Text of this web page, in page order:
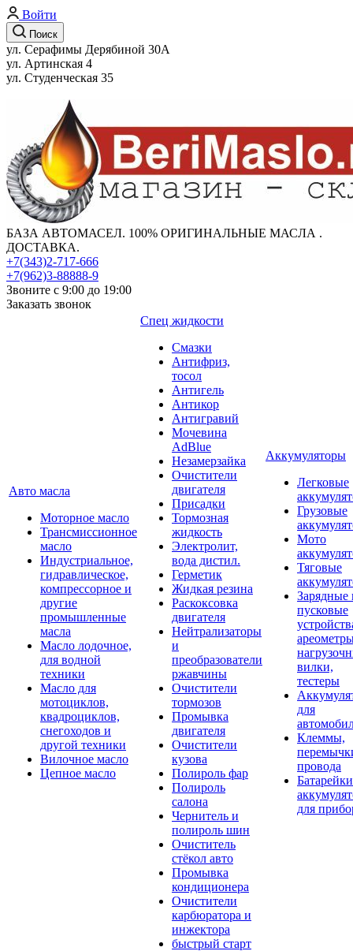
Войти
Поиск
ул. Серафимы Дерябиной 30А
ул. Артинская 4
ул. Студенческая 35
БАЗА АВТОМАСЕЛ. 100% ОРИГИНАЛЬНЫЕ МАСЛА .
ДОСТАВКА.
+7(343)2-717-666
+7(962)3-88888-9
Звоните с 9:00 до 19:00
Заказать звонок
Авто масла
Моторное масло
Трансмиссионное
масло
Индустриальное,
гидравлическое,
компрессорное и
другие
промышленные
масла
Масло лодочное,
для водной
техники
Масло для
мотоциклов,
квадроциклов,
снегоходов и
другой техники
Вилочное масло
Цепное масло
Спец жидкости
Смазки
Антифриз,
тосол
Антигель
Антикор
Антигравий
Мочевина
AdBlue
Незамерзайка
Очистители
двигателя
Присадки
Тормозная
жидкость
Электролит,
вода дистил.
Герметик
Жидкая резина
Раскоксовка
двигателя
Нейтрализаторы
и
преобразователи
ржавчины
Очистители
тормозов
Промывка
двигателя
Очистители
кузова
Полироль фар
Полироль
салона
Чернитель и
полироль шин
Очиститель
стёкол авто
Промывка
кондиционера
Очистители
карбюратора и
инжектора
быстрый старт
Аккумуляторы
Легковые
Грузовые
Мото
Тяговые
Зарядные
пусковые
вилки,
тестеры
для
Клеммы,
провода
для